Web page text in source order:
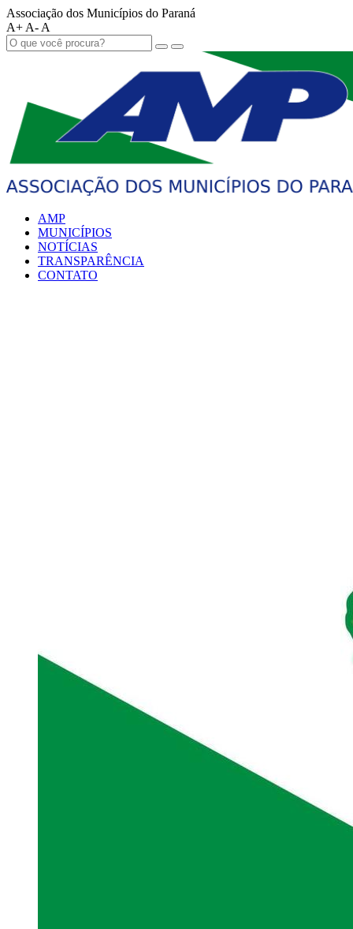
Associação dos Municípios do Paraná
A+ A- A
AMP
MUNICÍPIOS
NOTÍCIAS
TRANSPARÊNCIA
CONTATO